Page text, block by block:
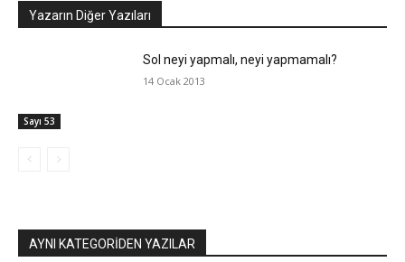
Yazarın Diğer Yazıları
Sayı 53
Sol neyi yapmalı, neyi yapmamalı?
14 Ocak 2013
AYNI KATEGORIDEN YAZILAR